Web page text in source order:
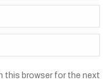
this browser for the next